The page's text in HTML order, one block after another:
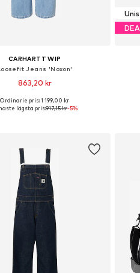
CARHARTT WIP
Jeans 'Noxon'
863,20 kr
+1
i många storlekar
Ordinarie pris: 1 199,00 kr
lägsta pris:917,15 kr-5%